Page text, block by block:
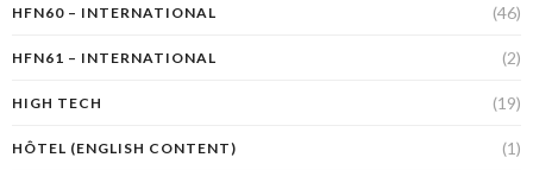
HFN60 – INTERNATIONAL (46)
HFN61 – INTERNATIONAL (2)
HIGH TECH (19)
HÔTEL (ENGLISH CONTENT) (1)